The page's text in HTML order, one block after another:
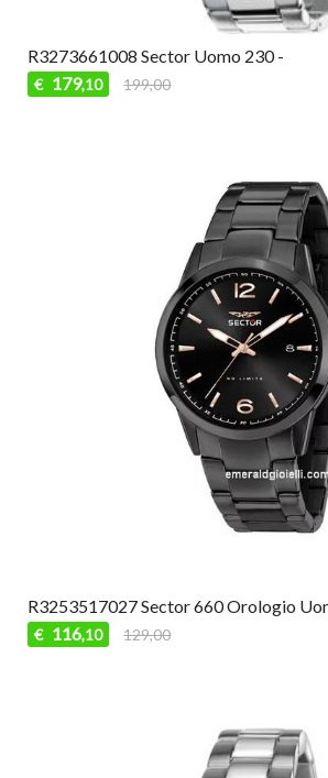
R3273661008 Sector Uomo 230 -
€ 179,10 199,00
R3253517027 Sector 660 Orologio
€ 116,10 129,00